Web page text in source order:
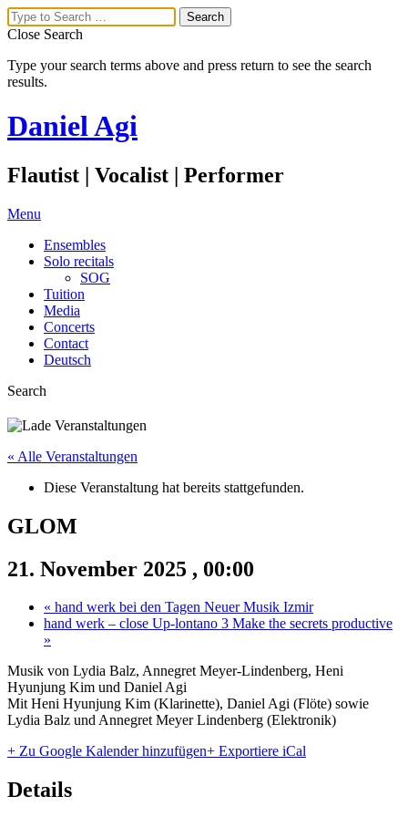
Close Search
Type your search terms above and press return to see the search
results.
Daniel Agi
Flautist | Vocalist | Performer
Menu
Ensembles
Solo recitals
SOG
Tuition
Media
Concerts
Contact
Deutsch
Search
« Alle Veranstaltungen
Diese Veranstaltung hat bereits stattgefunden.
GLOM
21. November 2025 , 00:00
« hand werk bei den Tagen Neuer Musik Izmir
hand werk – close Up-lontano 3 Make the secrets productive
»
Musik von Lydia Balz, Annegret Meyer-Lindenberg, Heni
Hyunjung Kim und Daniel Agi
Mit Heni Hyunjung Kim (Klarinette), Daniel Agi (Flöte) sowie
Lydia Balz und Annegret Meyer Lindenberg (Elektronik)
+ Zu Google Kalender hinzufügen+ Exportiere iCal
Details